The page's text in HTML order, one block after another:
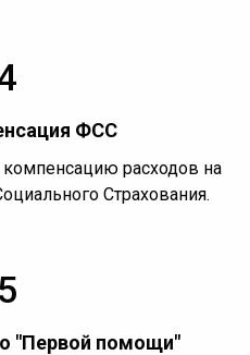
ФСС
расходов на
Страхования.
5
"Первой помощи"